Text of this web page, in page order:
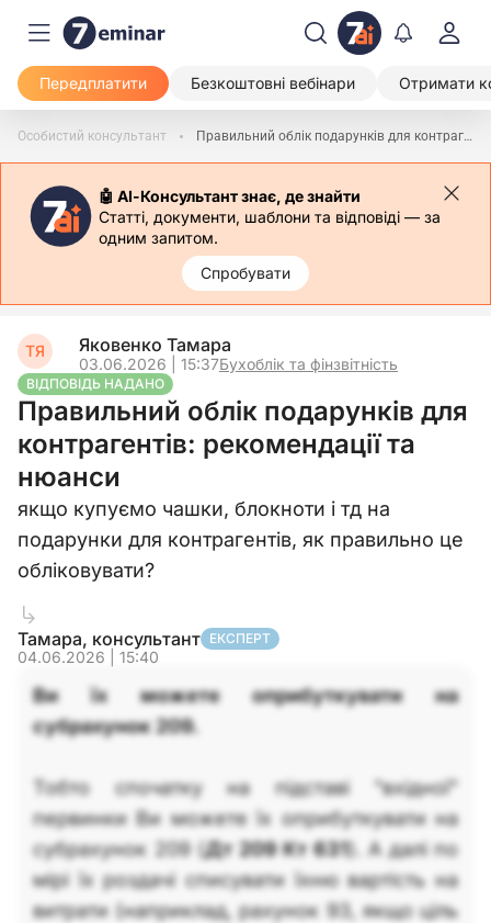
Передплатити Безкоштовні вебінари Отримати
Особистий консультант Правильний облік подарунків для контрагентів: рекомендації та нюанси
🤖 АІ-Консультант знає, де знайти
Статті, документи, шаблони та відповіді — за
одним запитом.
Спробувати
ТЯ Яковенко Тамара
03.06.2026 | 15:37Бухоблік та фінзвітність
ВІДПОВІДЬ НАДАНО
Правильний облік подарунків для
контрагентів: рекомендації та
нюанси
якщо купуємо чашки, блокноти і тд на
подарунки для контрагентів, як правильно це
обліковувати?
Тамара, консультант ЕКСПЕРТ
04.06.2026 | 15:40
Ви їх можете оприбуткувати на
субрахунок 209.
Тобто спочатку на підставі "вхідної"
первинки Ви можете їх оприбуткувати на
субрахунок 209 (Дт 209 Кт 631). А далі по
мірі їх роздачі списувати їхню вартість на
витрати (наприклад, рахунок 93, якщо ціль